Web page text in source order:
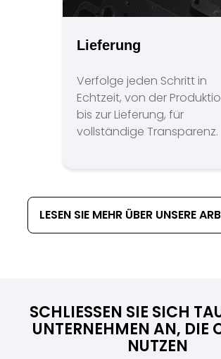
Lieferung
Verfolge jeden Schritt in
Echtzeit, von der
bis zur Lieferung, für
vollständige Transparenz.
LESEN SIE MEHR ÜBER UNSERE
SCHLIESSEN SIE SICH
NTERNEHMEN AN, DIE
UTZEN